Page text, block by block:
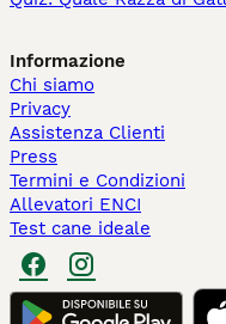
Informazione
Chi siamo
Privacy
Assistenza Clienti
Press
Termini e Condizioni
Allevatori ENCI
Test cane ideale